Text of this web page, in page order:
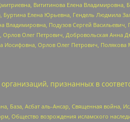
Вититинова Елена Владимировна,
Буртина Елена Юрьевна, Гендель Людмила
Подузов Сергей Васильевич,
Олег Петрович, Добровольская Анна
Орлов Олег Петрович,
признанных в
Асбат аль-Ансар, Священная война,
Общество возрождения исламского